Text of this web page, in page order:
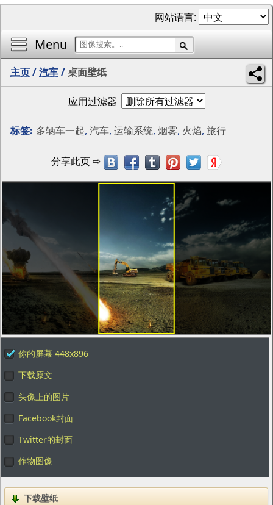
Menu
网站语言:
主页/汽车/桌面壁纸
应用过滤器
标签: 多辆车一起, 汽车, 运输系统, 烟雾, 火焰, 旅行
你的屏幕 448x896
下载原文
头像上的图片
Facebook封面
Twitter的封面
作物图像
下载壁纸